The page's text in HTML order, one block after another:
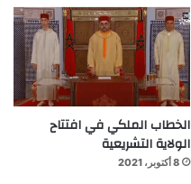
الخطاب الملكي في افتتاح
الولاية التشريعية
8 أكتوبر، 2021